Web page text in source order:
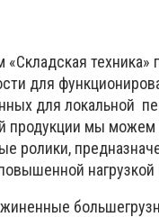
«Складская
для
для локальной
продукции мы
ролики,